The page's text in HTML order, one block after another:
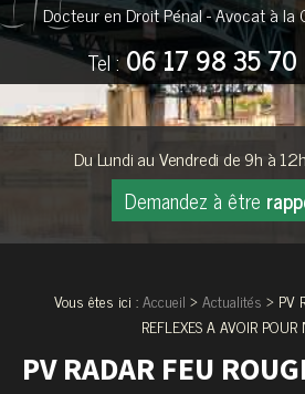
Docteur en Droit Pénal - Avocat à la
Tel :06 17 98 35 70
Du Lundi au Vendredi de 9h à
Demandez à être
Vous êtes ici :Accueil >Actualités > PV
REFLEXES A AVOIR POUR
PV RADAR FEU